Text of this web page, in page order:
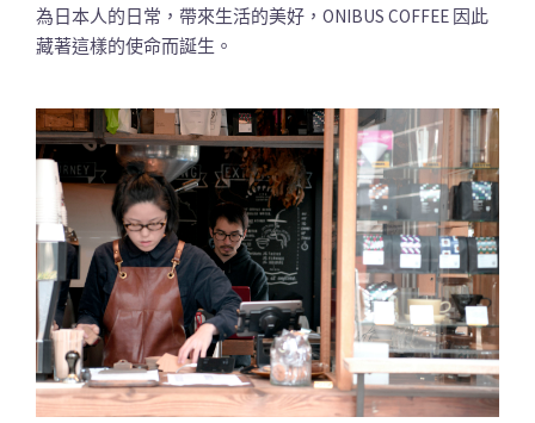
為日本人的日常，帶來生活的美好，ONIBUS COFFEE 因此
藏著這樣的使命而誕生。